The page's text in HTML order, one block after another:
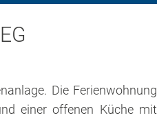
Die Ferienwohnung
einer offenen Küche mit